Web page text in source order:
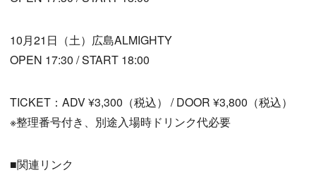
10月21日（土）広島ALMIGHTY
OPEN 17:30 / START 18:00
TICKET：ADV ¥3,300（税込） / DOOR ¥3,800（税込）
※整理番号付き、別途入場時ドリンク代必要
■関連リンク